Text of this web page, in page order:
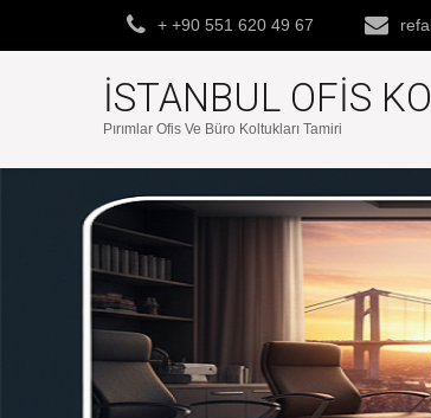
+ +90 551 620 49 67
İSTANBUL OFIS
Pırımlar Ofis Ve Büro Koltukları Tamiri